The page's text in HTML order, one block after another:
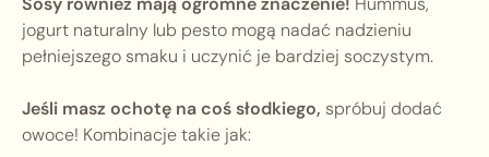
jogurt naturalny lub pesto mogą nadać nadzieniu
pełniejszego smaku i uczynić je bardziej soczystym.
Jeśli masz ochotę na coś słodkiego, spróbuj dodać
owoce! Kombinacje takie jak: